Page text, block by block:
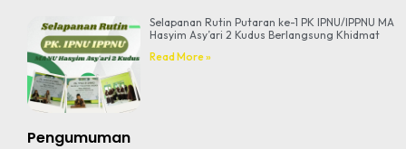
Selapanan Rutin Putaran ke-1 PK IPNU/IPPNU MA
Hasyim Asy’ari 2 Kudus Berlangsung Khidmat
Read More »
Pengumuman